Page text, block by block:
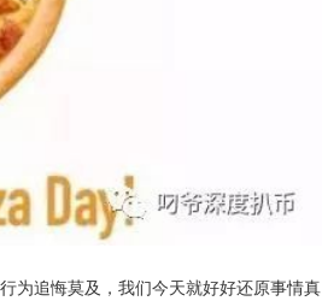
为追悔莫及，我们今天就好好还原事情真